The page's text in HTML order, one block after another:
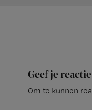
Geef je reactie
Om te kunnen